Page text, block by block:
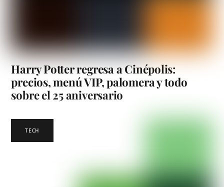
Harry Potter regresa a Cinépolis:
precios, menú VIP, palomera y todo
sobre el 25 aniversario
TECH